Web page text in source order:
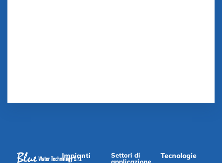
Impianti
Settori di
applicazione
Tecnologie